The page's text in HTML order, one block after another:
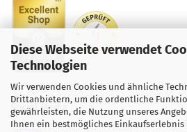
Diese Webseite verwendet
Technologien
Wir verwenden Cookies und ähnliche
Drittanbietern, um die ordentliche
gewährleisten, die Nutzung unseres
Ihnen ein bestmögliches
Social Media